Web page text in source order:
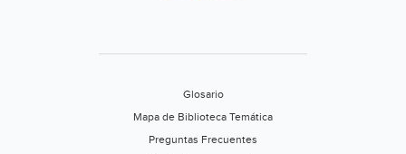
Glosario
Mapa de Biblioteca Temática
Preguntas Frecuentes